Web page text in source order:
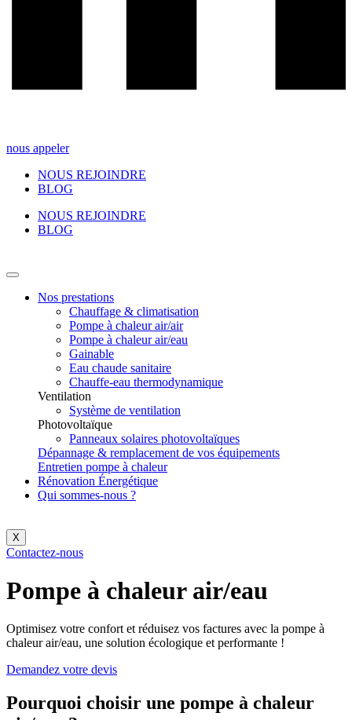
nous appeler
NOUS REJOINDRE
BLOG
NOUS REJOINDRE
BLOG
Nos prestations
Chauffage & climatisation
Pompe à chaleur air/air
Pompe à chaleur air/eau
Gainable
Eau chaude sanitaire
Chauffe-eau thermodynamique
Ventilation
Système de ventilation
Photovoltaïque
Panneaux solaires photovoltaïques
Dépannage & remplacement de vos équipements
Entretien pompe à chaleur
Rénovation Énergétique
Qui sommes-nous ?
X
Contactez-nous
Pompe à chaleur air/eau
Optimisez votre confort et réduisez vos factures avec la pompe à
chaleur air/eau, une solution écologique et performante !
Demandez votre devis
Pourquoi choisir une pompe à chaleur